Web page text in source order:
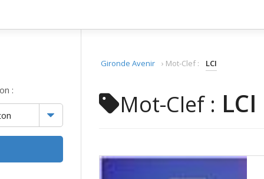
Gironde Avenir › Mot-Clef : LCI
Mot-Clef : LCI
: